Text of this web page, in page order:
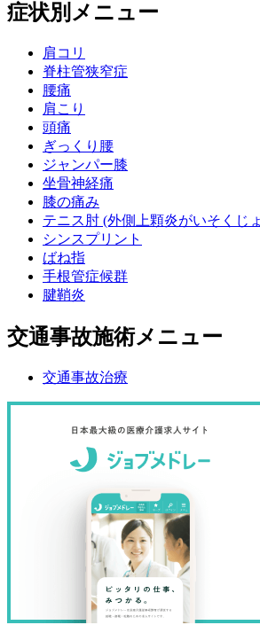
症状別メニュー
肩コリ
脊柱管狭窄症
腰痛
肩こり
頭痛
ぎっくり腰
ジャンパー膝
坐骨神経痛
膝の痛み
テニス肘 (外側上顆炎がいそくじ
シンスプリント
ばね指
手根管症候群
腱鞘炎
交通事故施術メニュー
交通事故治療